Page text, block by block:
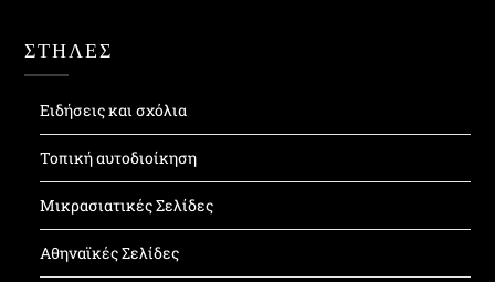
ΣΤΗΛΕΣ
Ειδήσεις και σχόλια
Τοπική αυτοδιοίκηση
Μικρασιατικές Σελίδες
Αθηναϊκές Σελίδες